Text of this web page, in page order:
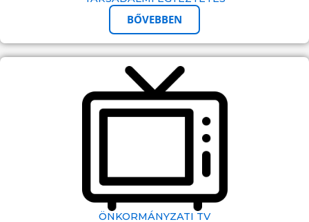
BŐVEBBEN
ÖNKORMÁNYZATI TV